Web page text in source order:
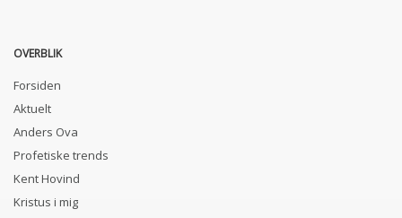
OVERBLIK
Forsiden
Aktuelt
Anders Ova
Profetiske trends
Kent Hovind
Kristus i mig